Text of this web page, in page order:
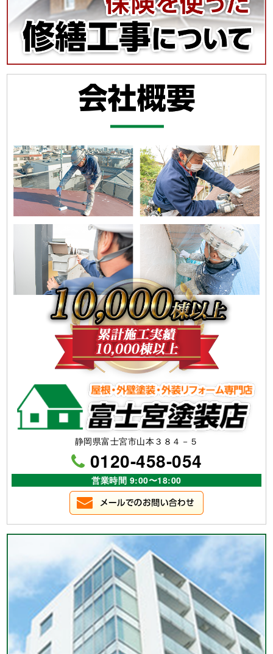
静岡県富士宮市山本３８４－５
0120-458-054
営業時間 9:00〜18:00